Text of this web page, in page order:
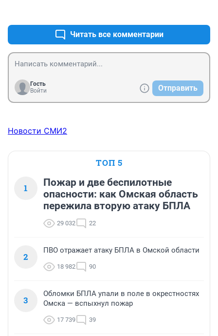
Читать все комментарии
Гость
Войти
Отправить
Новости СМИ2
ТОП 5
1
Пожар и две беспилотные
опасности: как Омская область
пережила вторую атаку БПЛА
29 032 22
2
ПВО отражает атаку БПЛА в Омской области
18 982 90
3
Обломки БПЛА упали в поле в окрестностях
Омска — вспыхнул пожар
17 739 39